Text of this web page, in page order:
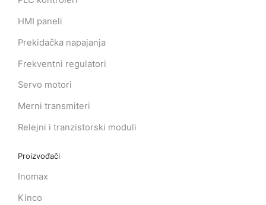
HMI paneli
Prekidačka napajanja
Frekventni regulatori
Servo motori
Merni transmiteri
Relejni i tranzistorski moduli
Proizvođači
Inomax
Kinco